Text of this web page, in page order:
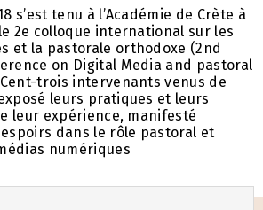
s’est tenu à l’Académie de Crète à
2e colloque international sur les
et la pastorale orthodoxe (2nd
on Digital Media and pastoral
Cent-trois intervenants venus de
leurs pratiques et leurs
leur expérience, manifesté
dans le rôle pastoral et
numériques